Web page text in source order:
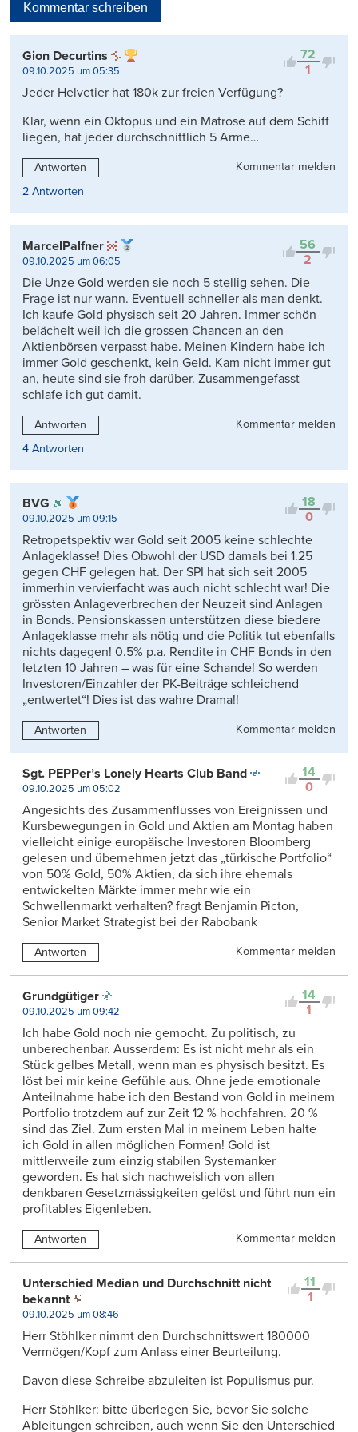
Kontrovers
Kommentar schreiben
72
1
Gion Decurtins
09.10.2025 um 05:35
Jeder Helvetier hat 180k zur freien Verfügung?
Klar, wenn ein Oktopus und ein Matrose auf dem Schiff
liegen, hat jeder durchschnittlich 5 Arme…
Antworten
Kommentar melden
2 Antworten
56
2
MarcelPalfner
09.10.2025 um 06:05
Die Unze Gold werden sie noch 5 stellig sehen. Die
Frage ist nur wann. Eventuell schneller als man denkt.
Ich kaufe Gold physisch seit 20 Jahren. Immer schön
belächelt weil ich die grossen Chancen an den
Aktienbörsen verpasst habe. Meinen Kindern habe ich
immer Gold geschenkt, kein Geld. Kam nicht immer gut
an, heute sind sie froh darüber. Zusammengefasst
schlafe ich gut damit.
Antworten
Kommentar melden
4 Antworten
18
0
BVG
09.10.2025 um 09:15
Retropetspektiv war Gold seit 2005 keine schlechte
Anlageklasse! Dies Obwohl der USD damals bei 1.25
gegen CHF gelegen hat. Der SPI hat sich seit 2005
immerhin vervierfacht was auch nicht schlecht war! Die
grössten Anlageverbrechen der Neuzeit sind Anlagen
in Bonds. Pensionskassen unterstützen diese biedere
Anlageklasse mehr als nötig und die Politik tut ebenfalls
nichts dagegen! 0.5% p.a. Rendite in CHF Bonds in den
letzten 10 Jahren – was für eine Schande! So werden
Investoren/Einzahler der PK-Beiträge schleichend
„entwertet“! Dies ist das wahre Drama!!
Antworten Kommentar melden
14
0
Sgt. PEPPer’s Lonely Hearts Club Band
09.10.2025 um 05:02
Angesichts des Zusammenflusses von Ereignissen und
Kursbewegungen in Gold und Aktien am Montag haben
vielleicht einige europäische Investoren Bloomberg
gelesen und übernehmen jetzt das „türkische Portfolio“
von 50% Gold, 50% Aktien, da sich ihre ehemals
entwickelten Märkte immer mehr wie ein
Schwellenmarkt verhalten? fragt Benjamin Picton,
Senior Market Strategist bei der Rabobank
Antworten Kommentar melden
14
1
Grundgütiger
09.10.2025 um 09:42
Ich habe Gold noch nie gemocht. Zu politisch, zu
unberechenbar. Ausserdem: Es ist nicht mehr als ein
Stück gelbes Metall, wenn man es physisch besitzt. Es
löst bei mir keine Gefühle aus. Ohne jede emotionale
Anteilnahme habe ich den Bestand von Gold in meinem
Portfolio trotzdem auf zur Zeit 12 % hochfahren. 20 %
sind das Ziel. Zum ersten Mal in meinem Leben halte
ich Gold in allen möglichen Formen! Gold ist
mittlerweile zum einzig stabilen Systemanker
geworden. Es hat sich nachweislich von allen
denkbaren Gesetzmässigkeiten gelöst und führt nun ein
profitables Eigenleben.
Antworten Kommentar melden
11
1
Unterschied Median und Durchschnitt nicht
bekannt
09.10.2025 um 08:46
Herr Stöhlker nimmt den Durchschnittswert 180000
Vermögen/Kopf zum Anlass einer Beurteilung.
Davon diese Schreibe abzuleiten ist Populismus pur.
Herr Stöhlker: bitte überlegen Sie, bevor Sie solche
Ableitungen schreiben, auch wenn Sie den Unterschied